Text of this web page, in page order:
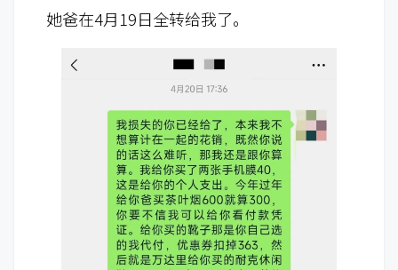
她爸在4月19日全转给我了。